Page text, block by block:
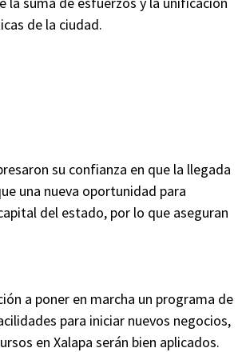
de la ciudad.
su confianza en que la llegada
una nueva oportunidad para
del estado, por lo que aseguran
a poner en marcha un programa de
para iniciar nuevos negocios,
en Xalapa serán bien aplicados.